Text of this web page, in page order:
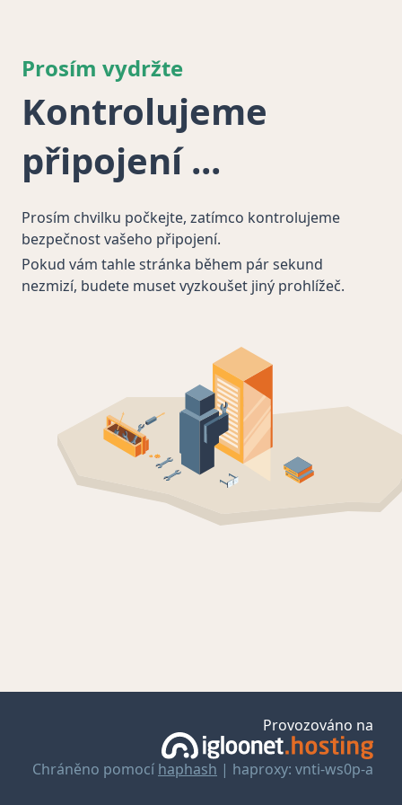
Prosím vydržte
Kontrolujeme
připojení
Prosím chvilku počkejte, zatímco kontrolujeme
bezpečnost vašeho připojení.
Pokud vám tahle stránka během pár sekund
nezmizí, budete muset vyzkoušet jiný prohlížeč.
Provozováno na
Chráněno pomocí haphash | haproxy: vnti-ws0p-a